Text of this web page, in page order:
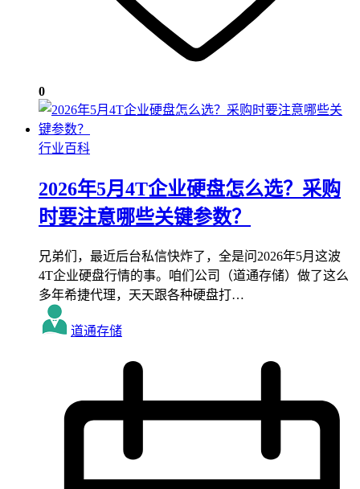
0
行业百科
2026年5月4T企业硬盘怎么选？采购
时要注意哪些关键参数？
兄弟们，最近后台私信快炸了，全是问2026年5月这波
4T企业硬盘行情的事。咱们公司（道通存储）做了这么
多年希捷代理，天天跟各种硬盘打…
道通存储